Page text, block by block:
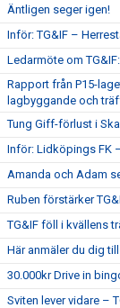
Äntligen seger igen!
Inför: TG&IF –
Ledarmöte om
Rapport från P15-
lagbyggande och
Tung Giff-förlust i
Inför: Lidköpings FK
Amanda och Adam
Ruben förstärker
TG&IF föll i kvällens
Här anmäler du dig
30.000kr Drive in
Sviten lever vidare –